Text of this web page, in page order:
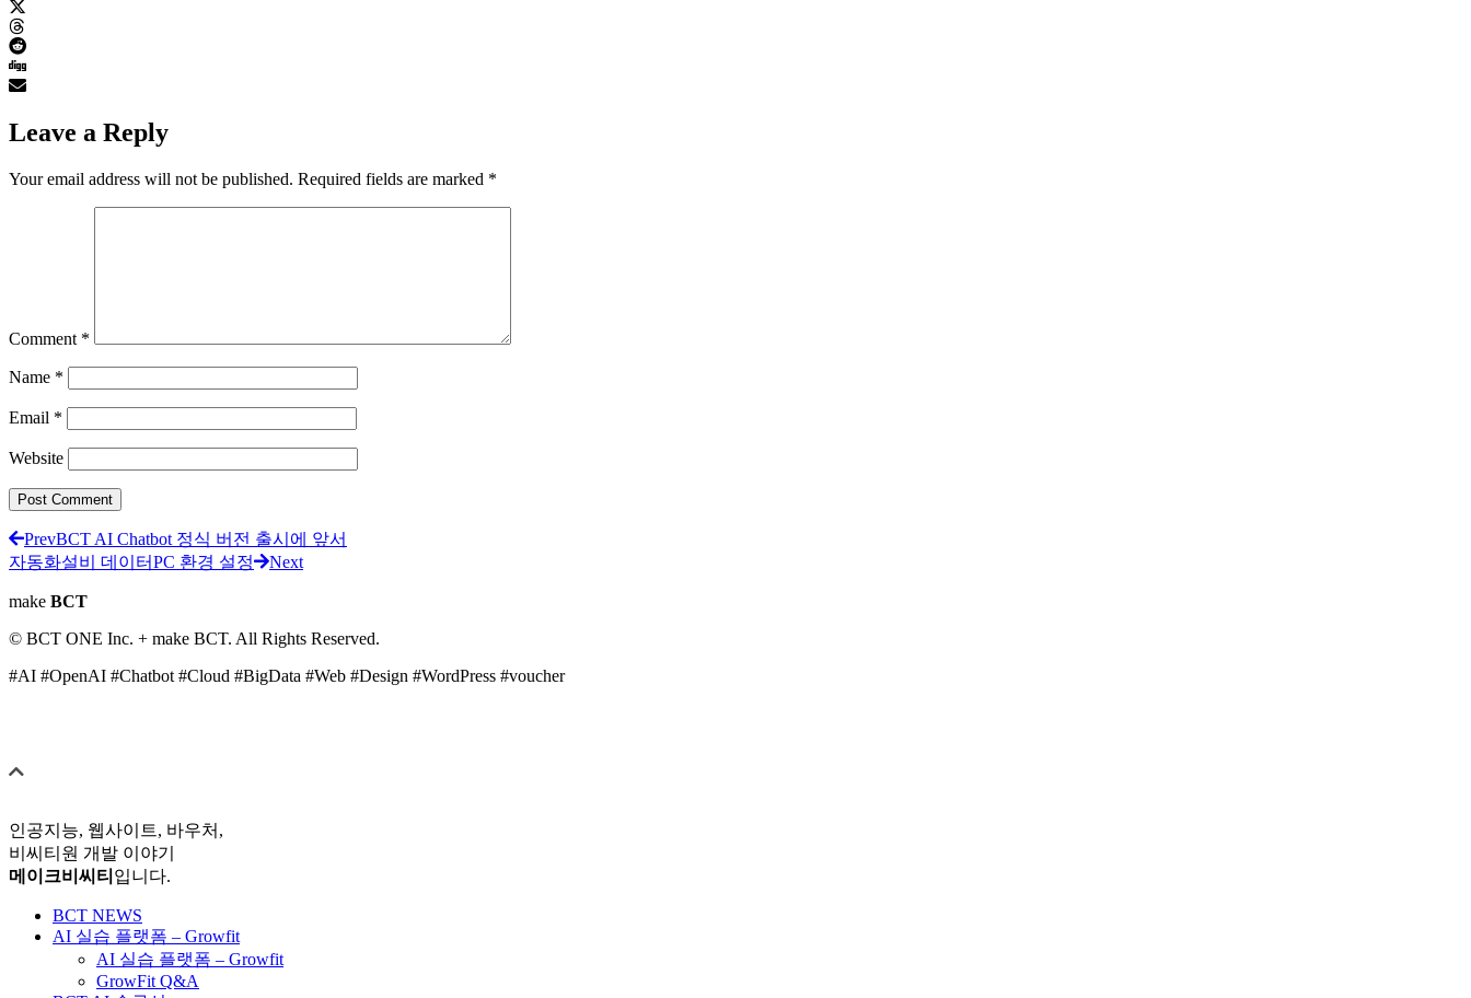
Leave a Reply
Your email address will not be published. Required fields are marked *
Comment *
Name *
Email *
Website
PrevBCT AI Chatbot 정식 버전 출시에 앞서
자동화설비 데이터PC 환경 설정
Next
make BCT
© BCT ONE Inc. + make BCT. All Rights Reserved.
#AI #OpenAI #Chatbot #Cloud #BigData #Web #Design #WordPress #voucher
인공지능, 웹사이트, 바우처,
비씨티원 개발 이야기
메이크비씨티 입니다.
BCT NEWS
AI 실습 플랫폼 – Growfit
AI 실습 플랫폼 – Growfit
GrowFit Q&A